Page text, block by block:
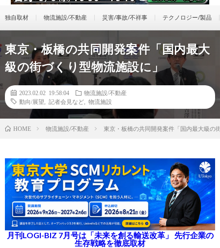
独自取材 物流施設/不動産 災害/事故/不祥事 テクノロジー/製品
東京・板橋の共同開発案件「国内最大
級の街づくり型物流施設に」
2023.02.02 19:58:04
物流施設/不動産
動向/展望
記者会見など 物流施設
HOME 物流施設/不動産 東京・板橋の共同開発案件「国内最大級の
月刊LOGI-BIZ 7月号は「未来を創る輸送改革」 先行企業の
生存戦略を徹底取材